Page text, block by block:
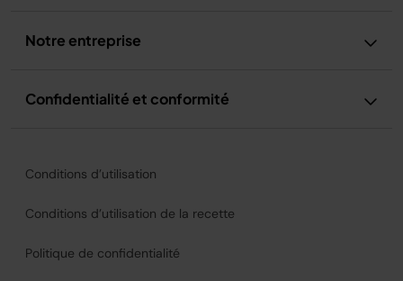
Notre entreprise
Confidentialité et conformité
Conditions d’utilisation
Conditions d’utilisation de la recette
Politique de confidentialité